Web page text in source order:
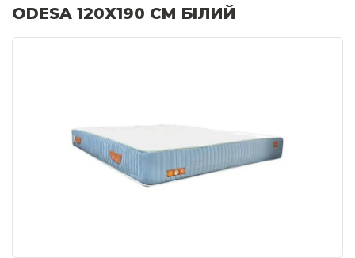
ODESA 120Х190 СМ БІЛИЙ